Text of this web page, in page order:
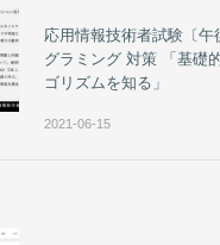
応用情報技術者試験〔午
グラミング 対策 「基礎
ゴリズムを知る」
2021-06-15